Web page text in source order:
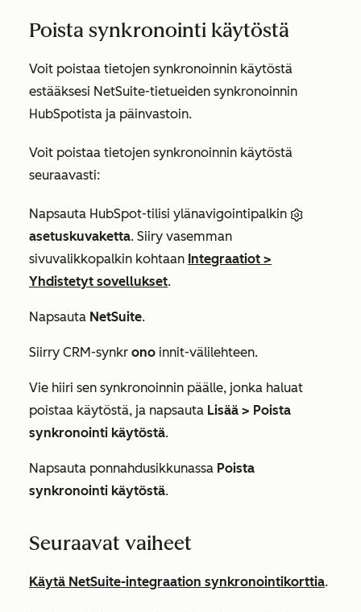
Poista synkronointi käytöstä
Voit poistaa tietojen synkronoinnin käytöstä
estääksesi NetSuite-tietueiden synkronoinnin
HubSpotista ja päinvastoin.
Voit poistaa tietojen synkronoinnin käytöstä
seuraavasti:
Napsauta HubSpot-tilisi ylänavigointipalkin
asetuskuvaketta. Siiry vasemman
sivuvalikkopalkin kohtaan Integraatiot >
Yhdistetyt sovellukset.
Napsauta NetSuite.
Siirry CRM-synkr ono innit-välilehteen.
Vie hiiri sen synkronoinnin päälle, jonka haluat
poistaa käytöstä, ja napsauta Lisää > Poista
synkronointi käytöstä.
Napsauta ponnahdusikkunassa Poista
synkronointi käytöstä.
Seuraavat vaiheet
Käytä NetSuite-integraation synkronointikorttia.